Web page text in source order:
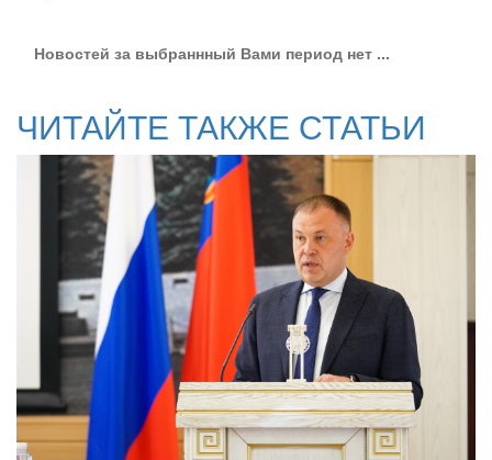
Новостей за выбраннный Вами период нет ...
ЧИТАЙТЕ ТАКЖЕ СТАТЬИ